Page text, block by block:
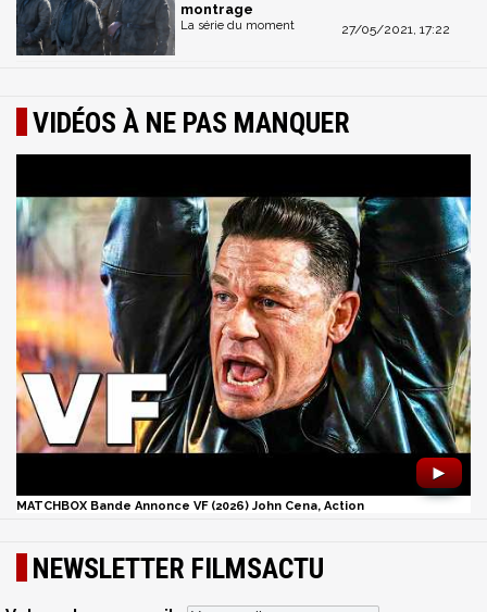
montrage
27/05/2021, 17:22
La série du moment
VIDÉOS À NE PAS MANQUER
►
MATCHBOX Bande Annonce VF (2026) John Cena, Action
NEWSLETTER FILMSACTU